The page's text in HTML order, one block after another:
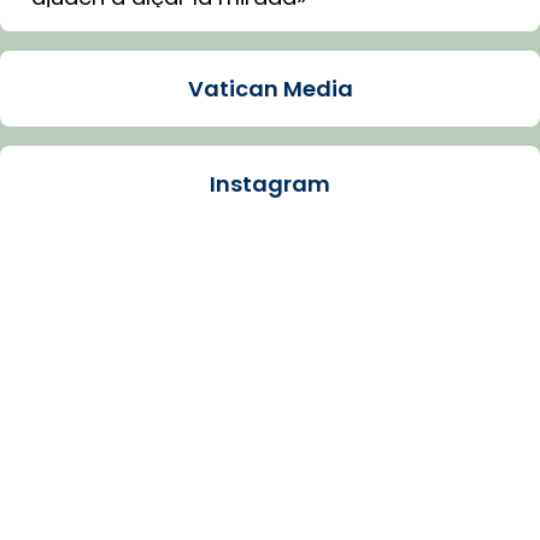
Mons. Sergi Gordo, bisbe de Tortosa, ha
Santes de Mataró.
🔗tinyurl.com/cvu5jmbk
Vatican Media
Instagram